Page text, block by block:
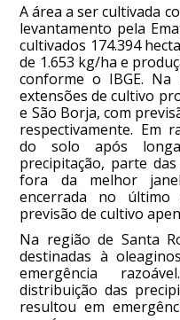
A área a ser cultivada
levantamento pela
cultivados 174.394
de 1.653 kg/ha e
conforme o IBGE. Na
extensões de cultivo
e São Borja, com
respectivamente. Em
do solo após
precipitação, parte
fora da melhor
encerrada no
previsão de cultivo
Na região de Santa
destinadas à
emergência
distribuição das
resultou em